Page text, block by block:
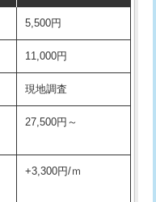
13,200円+材料費
16,500円+材料費
22,000円+材料費
11,000円+材料費
5,500円
11,000円
現地調査
27,500円～
+3,300円/ｍ